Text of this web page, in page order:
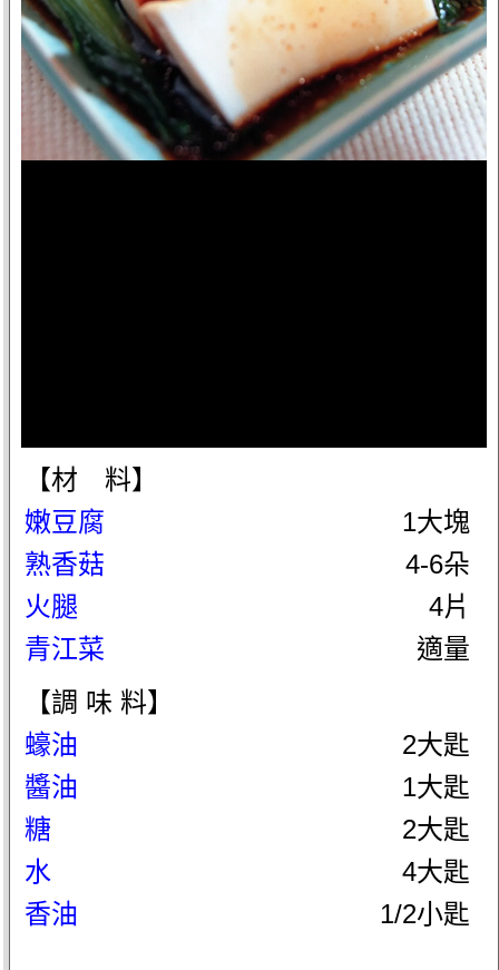
【材 料】
嫩豆腐
1大塊
熟香菇
4-6朵
火腿
4片
青江菜
適量
【調 味 料】
蠔油
2大匙
醬油
1大匙
糖
2大匙
水
4大匙
香油
1/2小匙